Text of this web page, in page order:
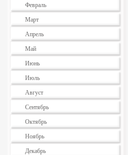
Февраль
Март
Апрель
Май
Июнь
Июль
Август
Сентябрь
Октябрь
Ноябрь
Декабрь